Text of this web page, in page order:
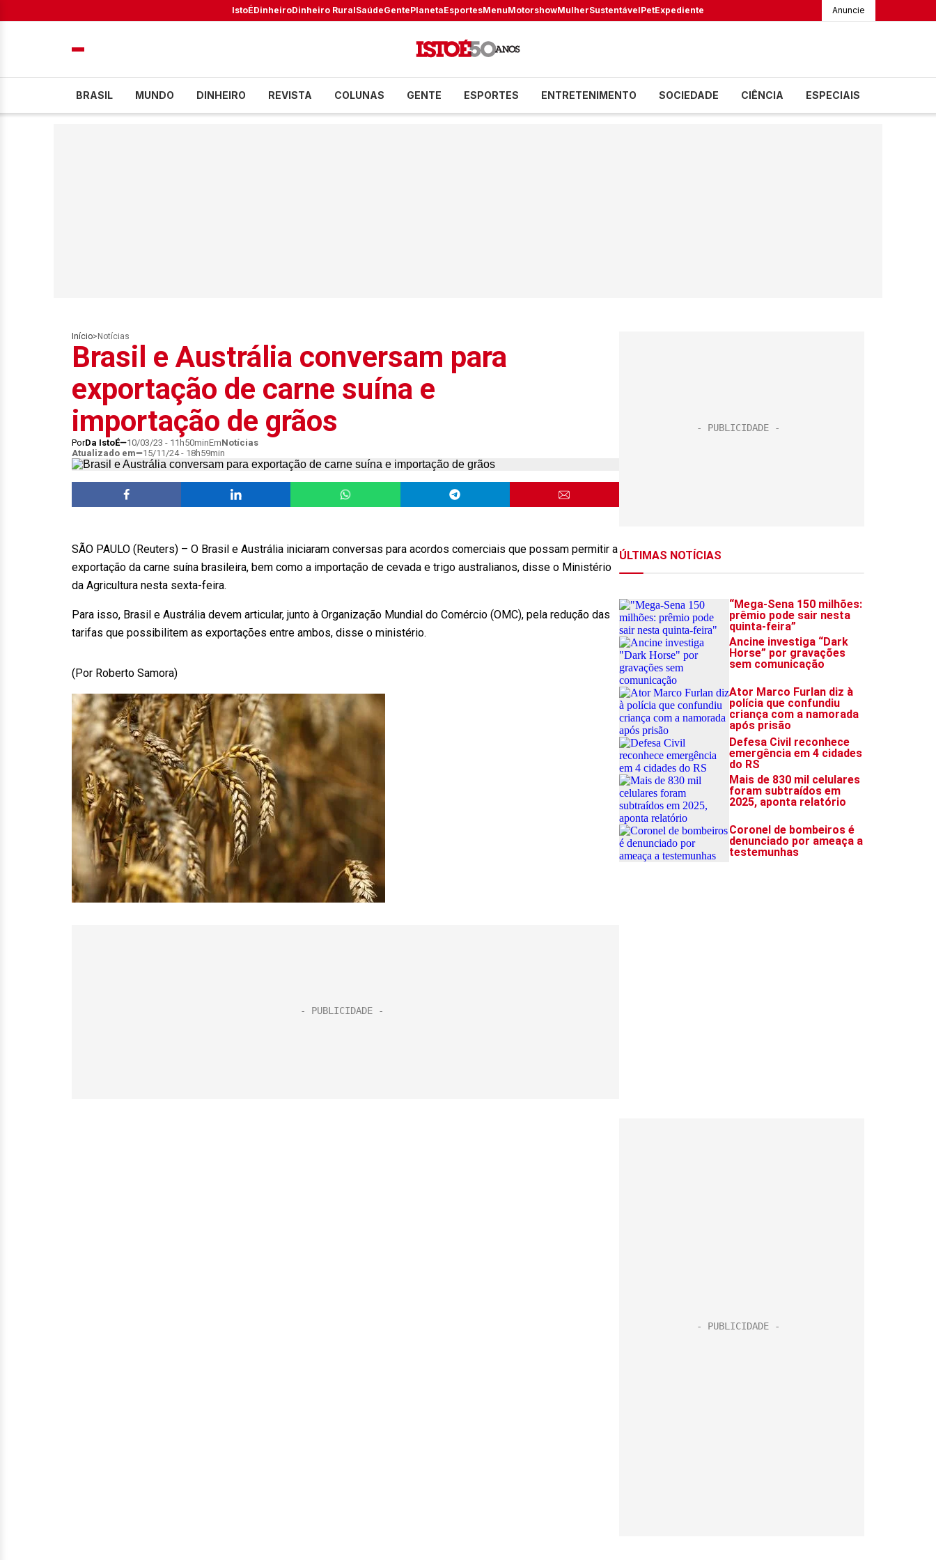
IstoÉDinheiroDinheiro RuralSaúdeGentePlanetaEsportesMenuMotorshowMulherSustentávelPetExpediente Anuncie
BRASIL MUNDO DINHEIRO REVISTA COLUNAS GENTE ESPORTES ENTRETENIMENTO SOCIEDADE CIÊNCIA ESPECIAIS
Início> Notícias
Brasil e Austrália conversam para
exportação de carne suína e
importação de grãos
PorDa IstoÉ 10/03/23 - 11h50minEmNotícias
Atualizado em
15/11/24 - 18h59min
SÃO PAULO (Reuters) – O Brasil e Austrália iniciaram conversas para acordos comerciais que possam permitir a
exportação da carne suína brasileira, bem como a importação de cevada e trigo australianos, disse o Ministério
da Agricultura nesta sexta-feira.
Para isso, Brasil e Austrália devem articular, junto à Organização Mundial do Comércio (OMC), pela redução das
tarifas que possibilitem as exportações entre ambos, disse o ministério.
(Por Roberto Samora)